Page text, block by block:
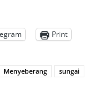
Print
Menyeberang
sungai